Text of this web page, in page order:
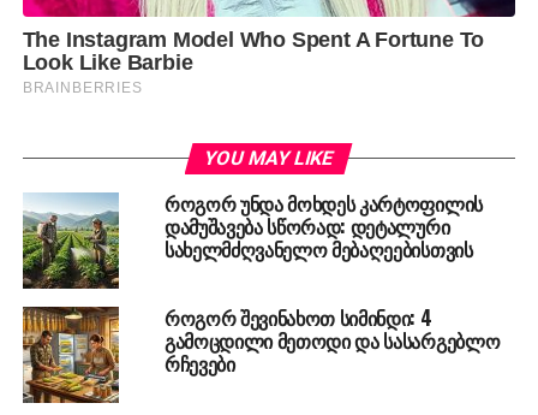
YOU MAY LIKE
როგორ უნდა მოხდეს კარტოფილის
დამუშავება სწორად: დეტალური
სახელმძღვანელო მებაღეებისთვის
როგორ შევინახოთ სიმინდი: 4
გამოცდილი მეთოდი და სასარგებლო
რჩევები